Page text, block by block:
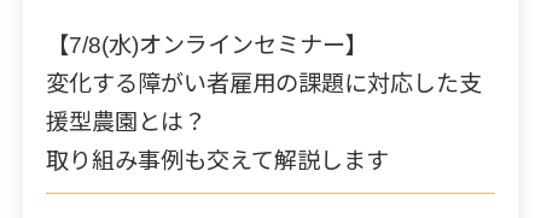
【7/8(水)オンラインセミナー】
変化する障がい者雇用の課題に対応した支
援型農園とは？
取り組み事例も交えて解説します